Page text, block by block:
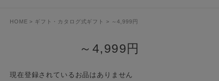
HOME ギフト・カタログ式ギフト ～4,999円
～4,999円
現在登録されているお品はありません